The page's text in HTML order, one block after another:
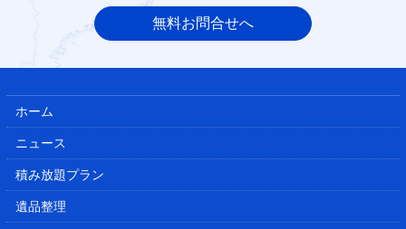
無料お問合せへ
ホーム
ニュース
積み放題プラン
遺品整理